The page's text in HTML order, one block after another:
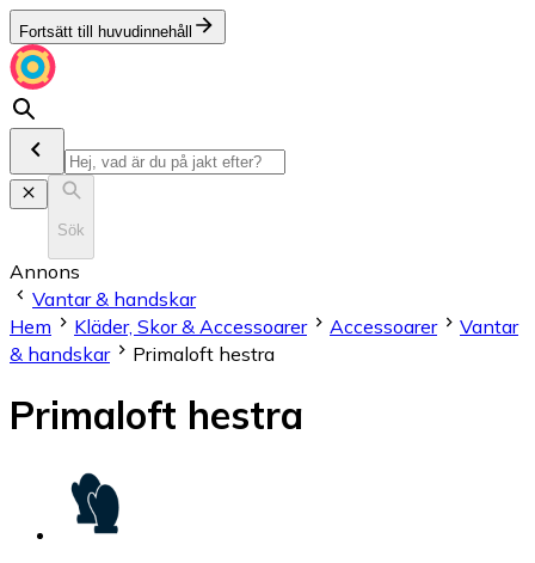
Fortsätt till huvudinnehåll
Sök
Annons
Vantar & handskar
Hem
Kläder, Skor & Accessoarer Accessoarer
Vantar
& handskar
Primaloft hestra
Primaloft hestra